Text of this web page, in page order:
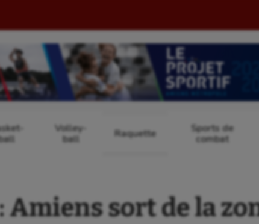
Volley-
ball
Raquette
Sports de
combat
Amiens sort de la